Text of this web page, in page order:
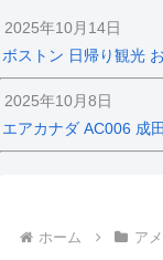
2025年10月14日
ボストン 日帰り観光
2025年10月8日
エアカナダ AC006 成
ホーム ア